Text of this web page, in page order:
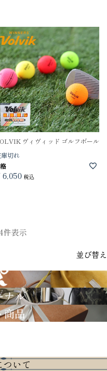
ヴィヴィッド ゴルフボール
切れ
6,050 税込
並び替え
件表示
ナル
商品
いて